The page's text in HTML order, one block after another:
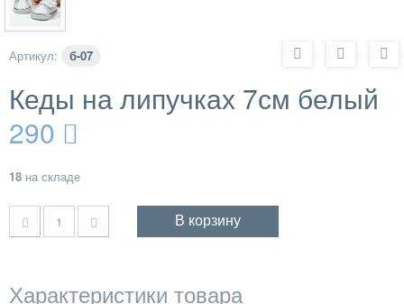
Артикул: б-07
Кеды на липучках 7см белый
290
18 на складе
В корзину
Характеристики товара